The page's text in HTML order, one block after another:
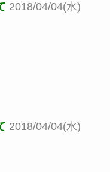
2018/04/04(水)
2018/04/04(水)